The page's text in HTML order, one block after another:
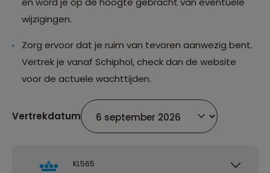
wijzigingen.
Zorg ervoor dat je ruim van tevoren aanwezig bent.
Vertrek je vanaf Schiphol, check dan de website
voor de actuele wachttijden.
Vertrekdatum
KL565